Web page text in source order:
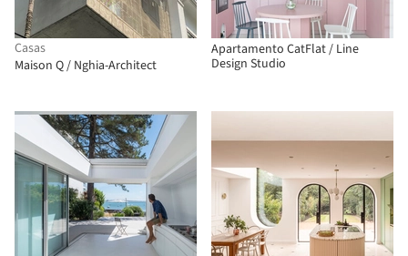
Casas
Maison Q / Nghia-Architect
Apartamento CatFlat / Line
Design Studio